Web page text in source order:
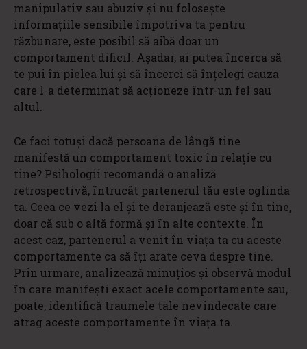
manipulativ sau abuziv și nu folosește
informațiile sensibile împotriva ta pentru
răzbunare, este posibil să aibă doar un
comportament dificil. Așadar, ai putea încerca să
te pui în pielea lui și să încerci să înțelegi cauza
care l-a determinat să acționeze într-un fel sau
altul.
Ce faci totuși dacă persoana de lângă tine
manifestă un comportament toxic în relație cu
tine? Psihologii recomandă o analiză
retrospectivă, întrucât partenerul tău este oglinda
ta. Ceea ce vezi la el și te deranjează este și în tine,
doar că sub o altă formă și în alte contexte. În
acest caz, partenerul a venit în viața ta cu aceste
comportamente ca să îți arate ceva despre tine.
Prin urmare, analizează minuțios și observă modul
în care manifești exact acele comportamente sau,
poate, identifică traumele tale nevindecate care
atrag aceste comportamente în viața ta.